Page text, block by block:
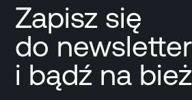
Zapisz się
do
i bądź na